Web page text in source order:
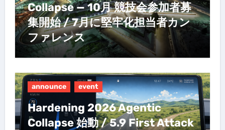
Collapse — 10月 競技会参加者募
集開始 / 7月に堅牢化担当者カン
ファレンス
announce event
Hardening 2026 Agentic
Collapse 始動 / 5.9 First Attack